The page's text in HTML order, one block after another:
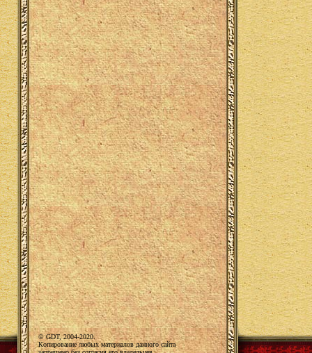
© GDT, 2004-2020.
Копирование любых материалов данного сайта